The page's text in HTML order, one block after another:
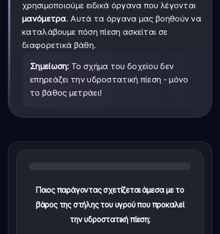
χρησιμοποιούμε ειδικά όργανα που λέγονται
μανόμετρα. Αυτά τα όργανα μας βοηθούν να
καταλάβουμε πόση πίεση ασκείται σε
διαφορετικά βάθη.
Σημείωση: Το σχήμα του δοχείου δεν
επηρεάζει την υδροστατική πίεση - μόνο
το βάθος μετράει!
Ποιος παράγοντας σχετίζεται άμεσα με το
βάρος της στήλης του υγρού που προκαλεί
την υδροστατική πίεση;